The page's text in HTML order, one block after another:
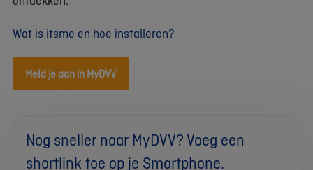
Wat is itsme en hoe installeren?
Meld je aan in MyDVV
Nog sneller naar MyDVV? Voeg een
shortlink toe op je Smartphone.